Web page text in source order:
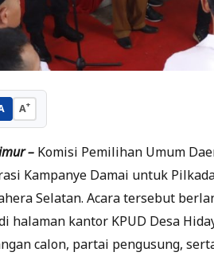
A+
– Komisi Pemilihan Umum
Kampanye Damai untuk
Selatan. Acara tersebut
halaman kantor KPUD Desa
calon, partai pengusung,